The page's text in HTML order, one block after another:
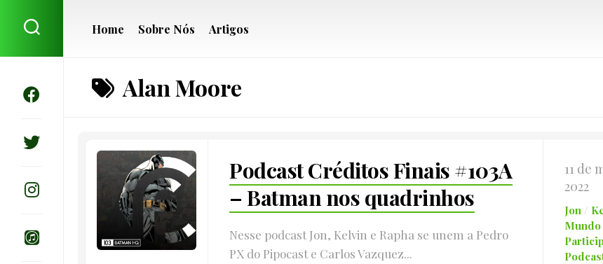
content
Home Sobre Nós Artigos
Alan Moore
Podcast Créditos Finais #103A
– Batman nos quadrinhos
Nesse podcast Jon, Kelvin e Rapha se unem a Pedro
PX do Pipocast e Carlos Vazquez...
11 de
2022
Jon /